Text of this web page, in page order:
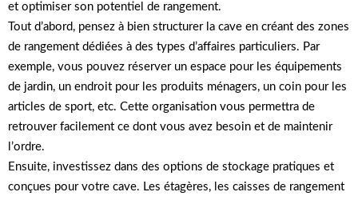
et optimiser son potentiel de rangement.
Tout d’abord, pensez à bien structurer la cave en créant des zones
de rangement dédiées à des types d’affaires particuliers. Par
exemple, vous pouvez réserver un espace pour les équipements
de jardin, un endroit pour les produits ménagers, un coin pour les
articles de sport, etc. Cette organisation vous permettra de
retrouver facilement ce dont vous avez besoin et de maintenir
l’ordre.
Ensuite, investissez dans des options de stockage pratiques et
conçues pour votre cave. Les étagères, les caisses de rangement